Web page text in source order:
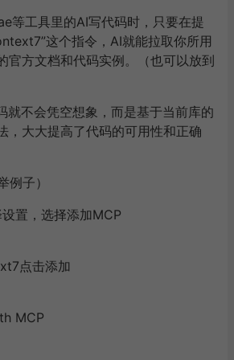
等工具里的AI写代码时，只要在提
这个指令，AI就能拉取你所用
官方文档和代码实例。（也可以放到
就不会凭空想象，而是基于当前库的
，大大提高了代码的可用性和正确
例子）
置，选择添加MCP
点击添加
MCP